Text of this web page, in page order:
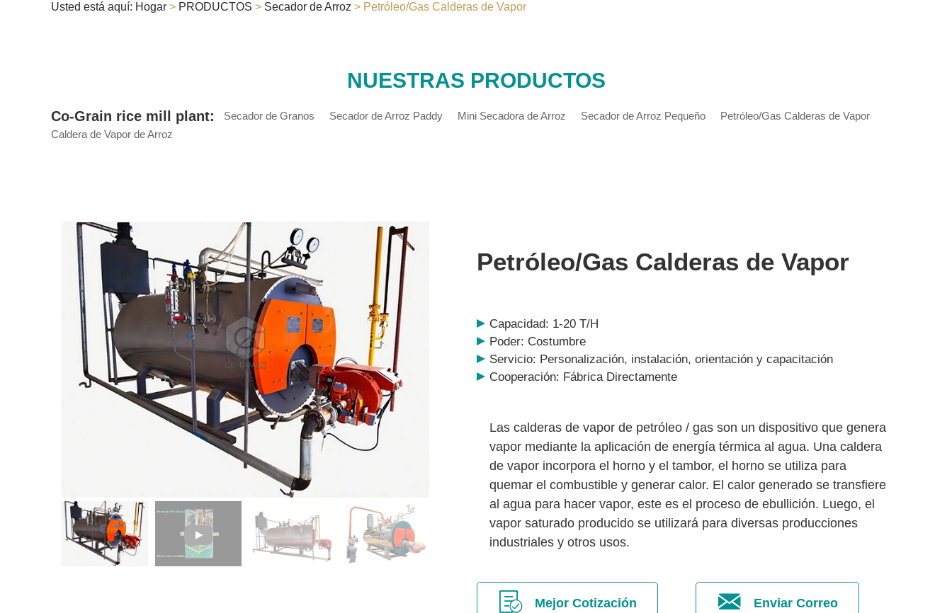
Usted está aquí: Hogar > PRODUCTOS > Secador de Arroz > Petróleo/Gas Calderas de Vapor
NUESTRAS PRODUCTOS
Co-Grain rice mill plant: Secador de Granos Secador de Arroz Paddy Mini Secadora de Arroz Secador de Arroz Pequeño
Petróleo/Gas Calderas de Vapor
Caldera de Vapor de Arroz
Petróleo/Gas Calderas de Vapor
Capacidad: 1-20 T/H
Poder: Costumbre
Servicio: Personalización, instalación, orientación y capacitación
Cooperación: Fábrica Directamente
Las calderas de vapor de petróleo / gas son un dispositivo que genera
vapor mediante la aplicación de energía térmica al agua. Una caldera
de vapor incorpora el horno y el tambor, el horno se utiliza para
quemar el combustible y generar calor. El calor generado se transfiere
al agua para hacer vapor, este es el proceso de ebullición. Luego, el
vapor saturado producido se utilizará para diversas producciones
industriales y otros usos.
Mejor Cotización Enviar Correo